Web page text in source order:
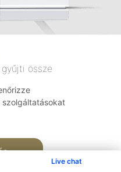
Live chat
össze
szolgáltatásokat